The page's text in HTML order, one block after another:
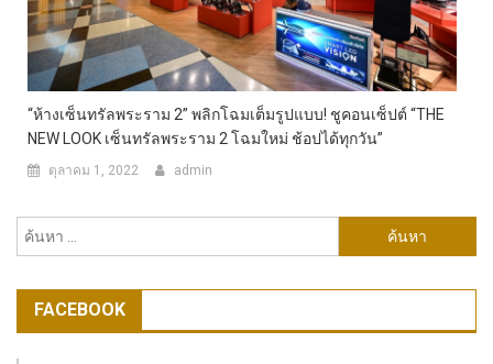
“ห้างเซ็นทรัลพระราม 2” พลิกโฉมเต็มรูปแบบ! ชูคอนเซ็ปต์ “THE
NEW LOOK เซ็นทรัลพระราม 2 โฉมใหม่ ช้อปได้ทุกวัน”
ตุลาคม 1, 2022 admin
สำหรับ:
FACEBOOK